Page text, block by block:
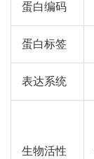
蛋白编码
蛋白标签
表达系统
生物活性